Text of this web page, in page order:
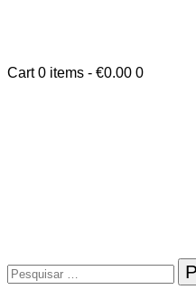
Cart 0 items - €0.00 0
Pesquisar
por: